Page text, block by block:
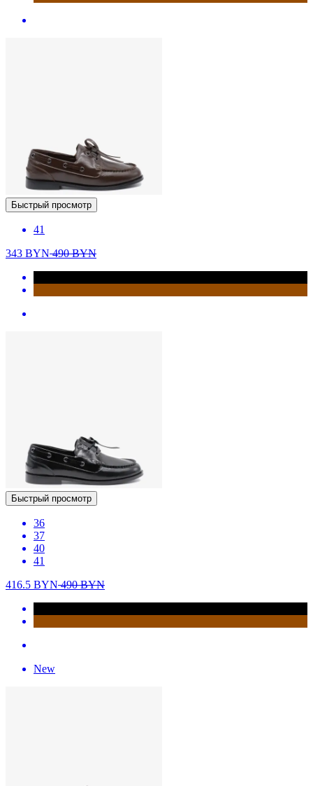
Быстрый просмотр
41
343 BYN490BYN
Быстрый просмотр
36
37
40
41
416.5 BYN490BYN
New